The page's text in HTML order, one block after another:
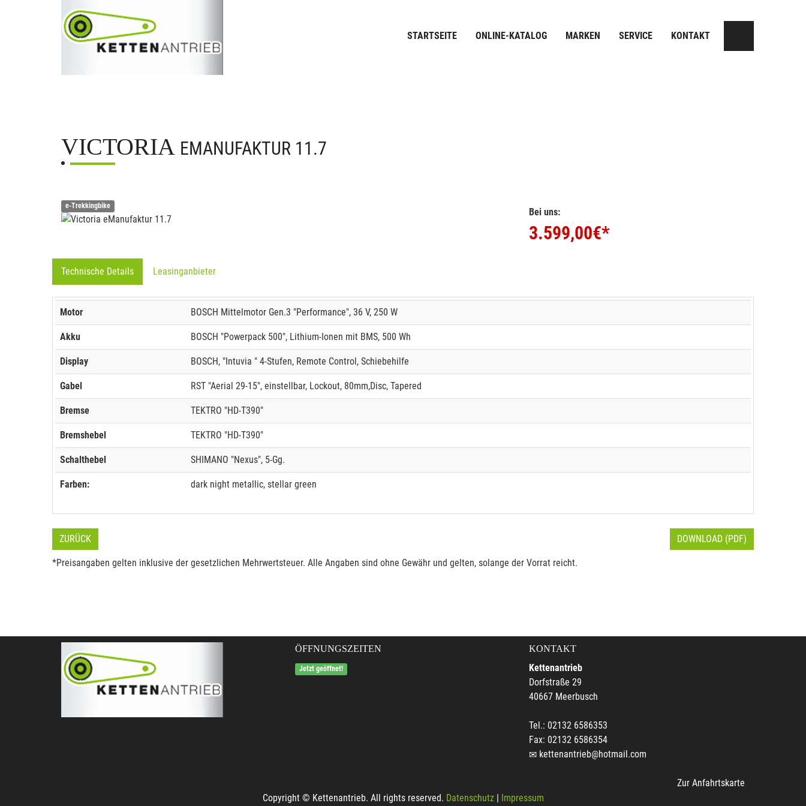
STARTSEITE ONLINE-KATALOG MARKEN SERVICE KONTAKT
VICTORIA EMANUFAKTUR 11.7
e-Trekkingbike
Bei uns:
3.599,00€*
Technische Details Leasinganbieter
Motor BOSCH Mittelmotor Gen.3 "Performance", 36 V, 250 W
Akku BOSCH "Powerpack 500", Lithium-Ionen mit BMS, 500 Wh
Display BOSCH, "Intuvia " 4-Stufen, Remote Control, Schiebehilfe
Gabel RST "Aerial 29-15", einstellbar, Lockout, 80mm,Disc, Tapered
Bremse TEKTRO "HD-T390"
Bremshebel TEKTRO "HD-T390"
Schalthebel SHIMANO "Nexus", 5-Gg.
Farben: dark night metallic, stellar green
ZURÜCK DOWNLOAD (PDF)
*Preisangaben gelten inklusive der gesetzlichen Mehrwertsteuer. Alle Angaben sind ohne Gewähr und gelten, solange der Vorrat reicht.
ÖFFNUNGSZEITEN
Jetzt geöffnet!
KONTAKT
Kettenantrieb
Dorfstraße 29
40667 Meerbusch
Tel.: 02132 6586353
Fax: 02132 6586354
kettenantrieb@hotmail.com
Zur Anfahrtskarte
Copyright © Kettenantrieb. All rights reserved. Datenschutz| Impressum